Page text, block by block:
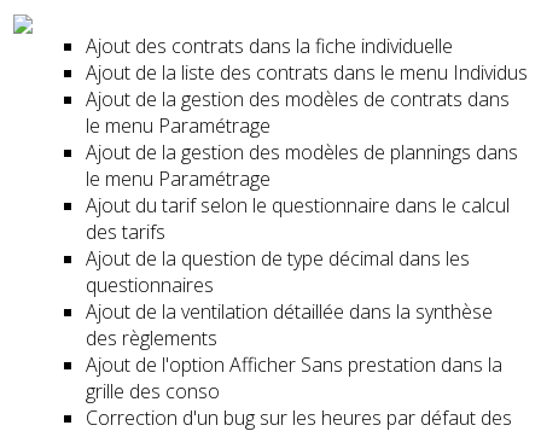
Ajout des contrats dans la fiche individuelle
Ajout de la liste des contrats dans le menu Individus
Ajout de la gestion des modèles de contrats dans
le menu Paramétrage
Ajout de la gestion des modèles de plannings dans
le menu Paramétrage
Ajout du tarif selon le questionnaire dans le calcul
des tarifs
Ajout de la question de type décimal dans les
questionnaires
Ajout de la ventilation détaillée dans la synthèse
des règlements
Ajout de l'option Afficher Sans prestation dans la
grille des conso
Correction d'un bug sur les heures par défaut des